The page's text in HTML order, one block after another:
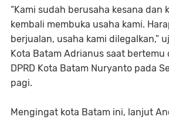
“Kami sudah berusaha kesana dan
kembali membuka usaha kami.
berjualan, usaha kami dilegalkan,”
Kota Batam Adrianus saat bertemu
DPRD Kota Batam Nuryanto pada
pagi.
Mengingat kota Batam ini, lanjut